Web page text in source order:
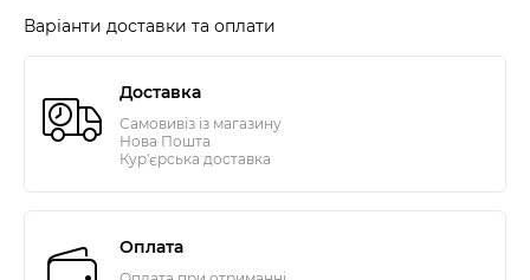
Варіанти доставки та оплати
Доставка
Самовивіз із магазину
Нова Пошта
Кур'єрська доставка
Оплата